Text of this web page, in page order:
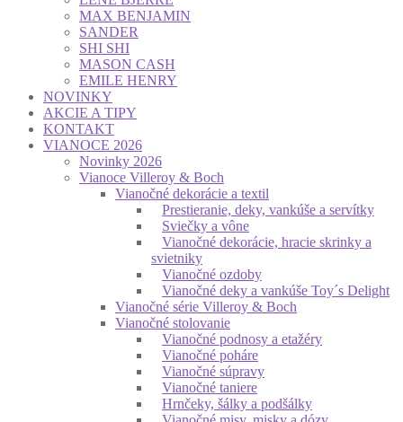
MAX BENJAMIN
SANDER
SHI SHI
MASON CASH
EMILE HENRY
NOVINKY
AKCIE A TIPY
KONTAKT
VIANOCE 2026
Novinky 2026
Vianoce Villeroy & Boch
Vianočné dekorácie a textil
Prestieranie, deky, vankúše a servítky
Sviečky a vône
Vianočné dekorácie, hracie skrinky a
svietniky
Vianočné ozdoby
Vianočné deky a vankúše Toy´s Delight
Vianočné série Villeroy & Boch
Vianočné stolovanie
Vianočné podnosy a etažéry
Vianočné poháre
Vianočné súpravy
Vianočné taniere
Hrnčeky, šálky a podšálky